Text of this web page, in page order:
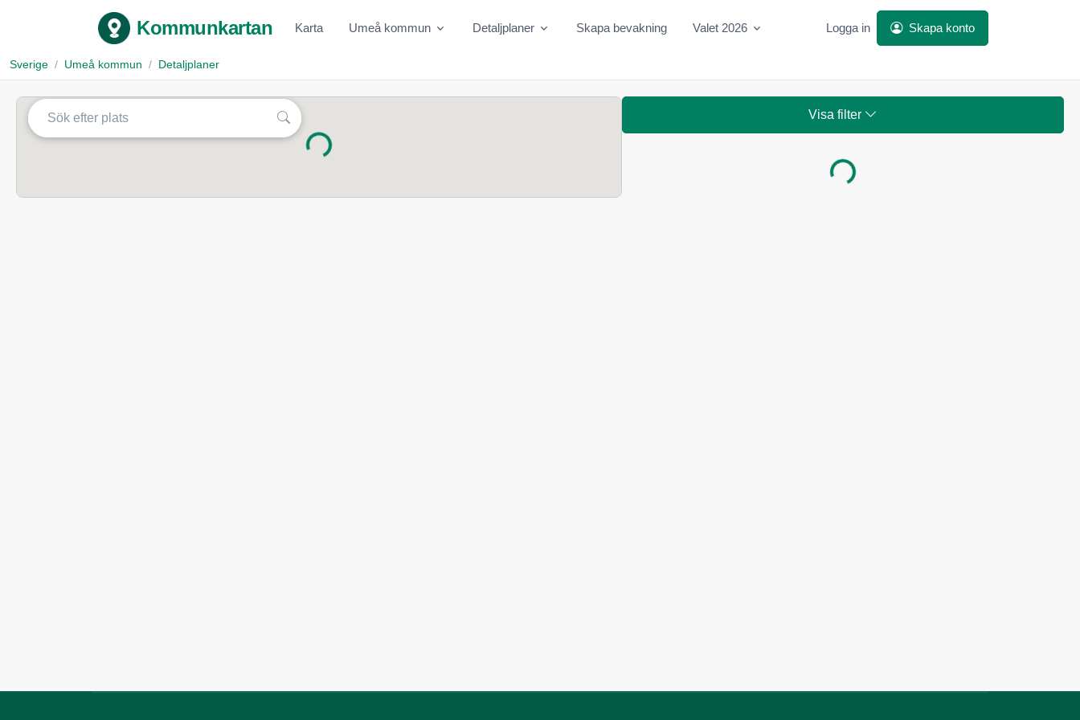
Kommunkartan Karta Umeå kommun Detaljplaner Skapa bevakning Valet 2026 Logga in Skapa konto
Sverige Umeå kommun Detaljplaner
Laddar...
Visa filter
Laddar...